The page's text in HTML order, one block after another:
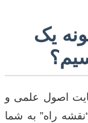
یک
اصول علمی و
راه” به شما